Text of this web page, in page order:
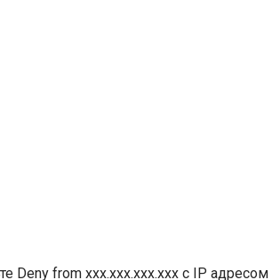
Deny from xxx.xxx.xxx.xxx с IP адресом